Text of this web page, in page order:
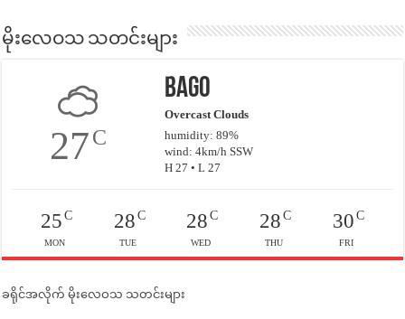
မိုးလေဝသ သတင်းများ
27C
Bago
Overcast Clouds
humidity: 89%
wind: 4km/h SSW
H 27 • L 27
25C
MON
28C
TUE
28 C
WED
28C
THU
30C
FRI
ခရိုင်အလိုက် မိုးလေဝသ သတင်းများ